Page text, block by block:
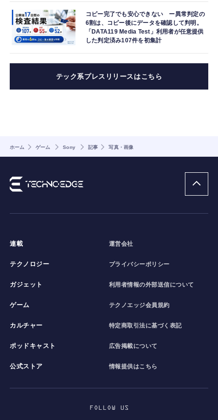
コピー完了でも安心できない ー異常判定の
6割は、コピー後にデータを確認して判明。
「DATA119 Media Test」利用者が任意提供
した判定済み107件を初集計
テック系プレスリリースはこちら
ホーム ゲーム Sony 記事 写真・画像
連載
テクノロジー
ガジェット
ゲーム
カルチャー
ポッドキャスト
公式ストア
運営会社
プライバシーポリシー
利用者情報の外部送信について
テクノエッジ会員規約
特定商取引法に基づく表記
広告掲載について
情報提供はこちら
FOLLOW US